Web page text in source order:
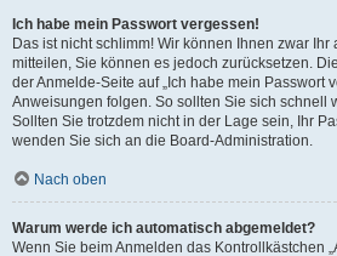
Ich habe mein Passwort vergessen!
Das ist nicht schlimm! Wir können Ihnen zwar
mitteilen, Sie können es jedoch zurücksetzen.
der Anmelde-Seite auf „Ich habe mein Passwort
Anweisungen folgen. So sollten Sie sich schnell
Sollten Sie trotzdem nicht in der Lage sein, Ihr
wenden Sie sich an die Board-Administration.
Nach oben
Warum werde ich automatisch abgemeldet?
Wenn Sie beim Anmelden das Kontrollkästchen